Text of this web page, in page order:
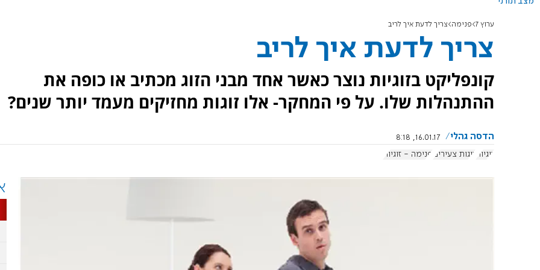
ערוץ 7 פנימה צריך לדעת איך לריב
צריך לדעת איך לריב
קונפליקט בזוגיות נוצר כאשר אחד מבני הזוג מכתיב או כופה את
ההתנהלות שלו. על פי המחקר- אלו זוגות מחזיקים מעמד יותר שנים?
הדסה גהלי
16.01.17, 8:18
זוגיות
זוגות צעירים פנימה - זוגיות